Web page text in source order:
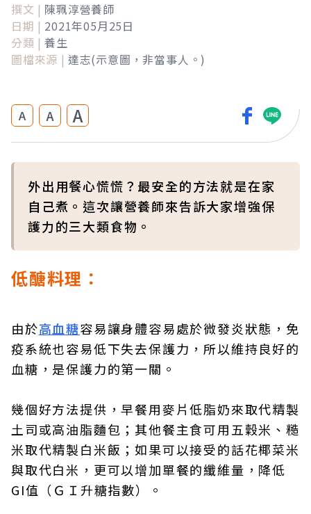
撰文 | 陳珮淳營養師
日期 | 2021年05月25日
分類 | 養生
圖檔來源 | 達志(示意圖，非當事人。)
A A A
外出用餐心慌慌？最安全的方法就是在家
自己煮。這次讓營養師來告訴大家增強保
護力的三大類食物。
低醣料理：
由於高血糖容易讓身體容易處於微發炎狀態，免
疫系統也容易低下失去保護力，所以維持良好的
血糖，是保護力的第一關。
幾個好方法提供，早餐用麥片低脂奶來取代精製
土司或高油脂麵包；其他餐主食可用五穀米、糙
米取代精製白米飯；如果可以接受的話花椰菜米
與取代白米，更可以增加單餐的纖維量，降低
GI值（ＧＩ升糖指數）。